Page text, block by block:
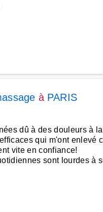
à PARIS
dû à des douleurs à
qui m'ont enlevé
vite en confiance!
sont lourdes à